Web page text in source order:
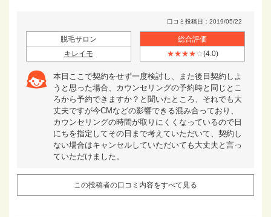
口コミ投稿日：2019/05/22
脱毛サロン
キレイモ
総合評価
★★★★☆(4.0)
本日ここで契約をせず一度検討し、また後日契約しよ
うと思った場合、カウンセリングの予約時と同じとこ
ろから予約できますか？と聞いたところ、それでも大
丈夫ですが今CMなどの影響できる混み合っており、
カウンセリングの時間が取りにくくなっているので日
にちを指定してその日まで考えていただいて、契約し
ない場合はキャンセルしていただいても大丈夫と言っ
ていただけました。
この投稿者の口コミ内容をすべて見る